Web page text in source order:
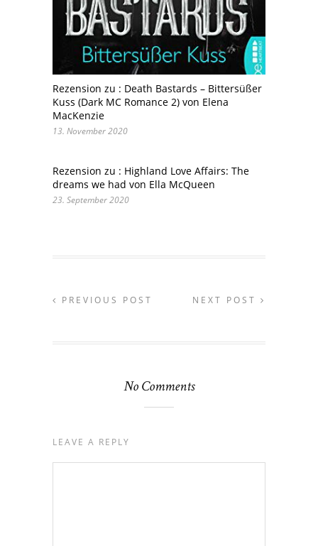
Rezension zu : Death Bastards – Bittersüßer
Kuss (Dark MC Romance 2) von Elena
MacKenzie
13. November 2020
Rezension zu : Highland Love Affairs: The
dreams we had von Ella McQueen
23. September 2020
PREVIOUS POST NEXT POST
No Comments
LEAVE A REPLY